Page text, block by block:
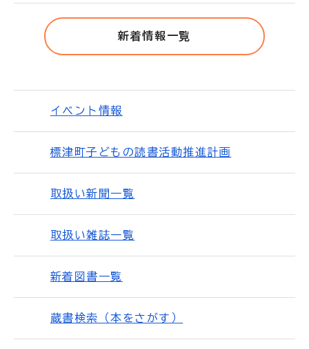
新着情報一覧
イベント情報
標津町子どもの読書活動推進計画
取扱い新聞一覧
取扱い雑誌一覧
新着図書一覧
蔵書検索（本をさがす）